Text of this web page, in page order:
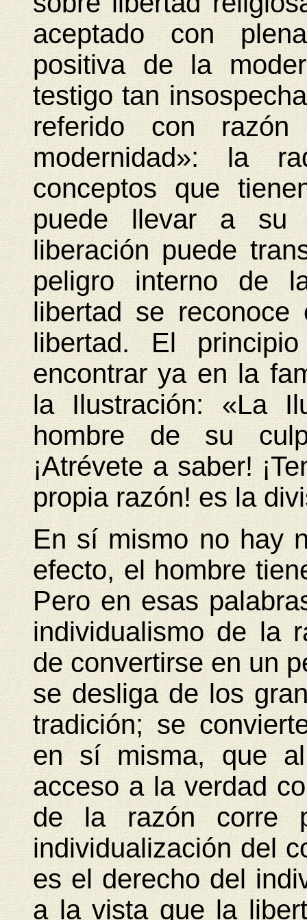
aceptado con
positiva de la
testigo tan
referido con
modernidad»: la
conceptos que
puede llevar a su
liberación puede
peligro interno de
libertad se
libertad. El
encontrar ya en la
la Ilustración: «La
hombre de su
¡Atrévete a saber!
propia razón! es la
En sí mismo no hay
efecto, el hombre
Pero en esas
individualismo de la
de convertirse en un
se desliga de los
tradición; se
en sí misma, que
acceso a la verdad
de la razón corre
individualización del
es el derecho del
a la vista que la